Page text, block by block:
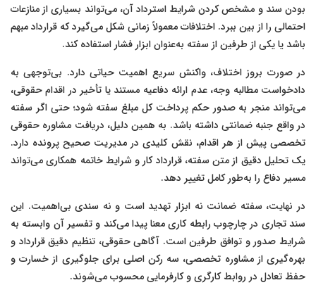
بودن سند و مشخص کردن شرایط استرداد آن، می‌تواند بسیاری از منازعات
احتمالی را از بین ببرد. اختلافات معمولاً زمانی شکل می‌گیرد که قرارداد مبهم
باشد یا یکی از طرفین از سفته به‌عنوان ابزار فشار استفاده کند.
در صورت بروز اختلاف، واکنش سریع اهمیت حیاتی دارد. بی‌توجهی به
دادخواست مطالبه وجه، عدم ارائه دفاعیه مستند یا تأخیر در اقدام حقوقی،
می‌تواند منجر به صدور حکم پرداخت کل مبلغ سفته شود؛ حتی اگر سفته
در واقع جنبه ضمانتی داشته باشد. به همین دلیل، دریافت مشاوره حقوقی
تخصصی پیش از هر اقدام، نقش کلیدی در مدیریت صحیح پرونده دارد.
یک تحلیل دقیق از متن سفته، قرارداد کار و شرایط خاتمه همکاری می‌تواند
مسیر دفاع را به‌طور کامل تغییر دهد.
در نهایت، سفته ضمانت نه ابزار تهدید است و نه سندی بی‌اهمیت. این
سند تجاری در چارچوب رابطه کاری معنا پیدا می‌کند و تفسیر آن وابسته به
شرایط صدور و توافق طرفین است. آگاهی حقوقی، تنظیم دقیق قرارداد و
بهره‌گیری از مشاوره تخصصی، سه رکن اصلی برای جلوگیری از خسارت و
حفظ تعادل در روابط کارگری و کارفرمایی محسوب می‌شوند.